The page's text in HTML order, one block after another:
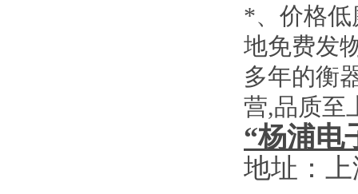
*、价格低
地免费发
多年的衡
营,品质至
“杨浦电
地址：